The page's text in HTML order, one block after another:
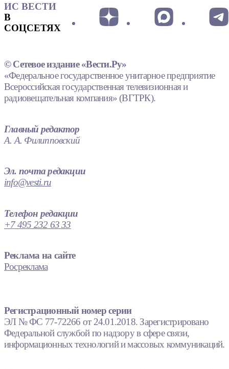
ИС ВЕСТИ
В
СОЦСЕТЯХ
© Сетевое издание «Вести.Ру»
«Федеральное государственное унитарное предприятие
Всероссийская государственная телевизионная и
радиовещательная компания» (ВГТРК).
Главный редактор
А. А. Филипповский
Эл. почта редакции
info@vesti.ru
Телефон редакции
+7 495 232 63 33
Реклама на сайте
Росреклама
Регистрационный номер серии
ЭЛ № ФС 77-72266 от 24.01.2018. Зарегистрировано
Федеральной службой по надзору в сфере связи,
информационных технологий и массовых коммуникаций.